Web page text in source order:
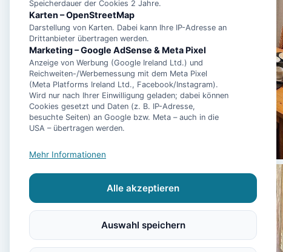
Speicherdauer der Cookies 2 Jahre.
Karten – OpenStreetMap
Darstellung von Karten. Dabei kann Ihre IP-Adresse an
Drittanbieter übertragen werden.
Marketing – Google AdSense & Meta Pixel
Anzeige von Werbung (Google Ireland Ltd.) und
Reichweiten-/Werbemessung mit dem Meta Pixel
(Meta Platforms Ireland Ltd., Facebook/Instagram).
Wird nur nach Ihrer Einwilligung geladen; dabei können
Cookies gesetzt und Daten (z. B. IP-Adresse,
besuchte Seiten) an Google bzw. Meta – auch in die
USA – übertragen werden.
Mehr Informationen
Alle akzeptieren
Auswahl speichern